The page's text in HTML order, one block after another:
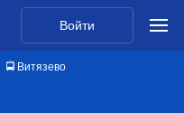
Войти
🚍 Витязево